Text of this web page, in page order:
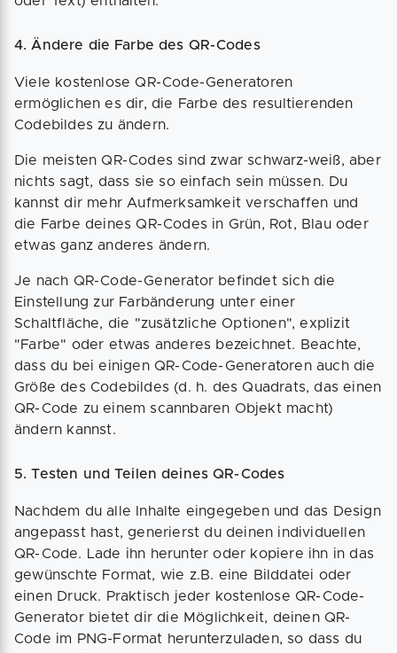
4. Ändere die Farbe des QR-Codes
Viele kostenlose QR-Code-Generatoren
ermöglichen es dir, die Farbe des resultierenden
Codebildes zu ändern.
Die meisten QR-Codes sind zwar schwarz-weiß, aber
nichts sagt, dass sie so einfach sein müssen. Du
kannst dir mehr Aufmerksamkeit verschaffen und
die Farbe deines QR-Codes in Grün, Rot, Blau oder
etwas ganz anderes ändern.
Je nach QR-Code-Generator befindet sich die
Einstellung zur Farbänderung unter einer
Schaltfläche, die "zusätzliche Optionen", explizit
"Farbe" oder etwas anderes bezeichnet. Beachte,
dass du bei einigen QR-Code-Generatoren auch die
Größe des Codebildes (d. h. des Quadrats, das einen
QR-Code zu einem scannbaren Objekt macht)
ändern kannst.
5. Testen und Teilen deines QR-Codes
Nachdem du alle Inhalte eingegeben und das Design
angepasst hast, generierst du deinen individuellen
QR-Code. Lade ihn herunter oder kopiere ihn in das
gewünschte Format, wie z.B. eine Bilddatei oder
einen Druck. Praktisch jeder kostenlose QR-Code-
Generator bietet dir die Möglichkeit, deinen QR-
Code im PNG-Format herunterzuladen, so dass du